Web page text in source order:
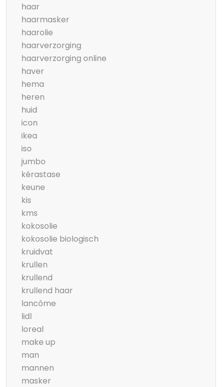
haar
haarmasker
haarolie
haarverzorging
haarverzorging online
haver
hema
heren
huid
icon
ikea
iso
jumbo
kérastase
keune
kis
kms
kokosolie
kokosolie biologisch
kruidvat
krullen
krullend
krullend haar
lancôme
lidl
loreal
make up
man
mannen
masker